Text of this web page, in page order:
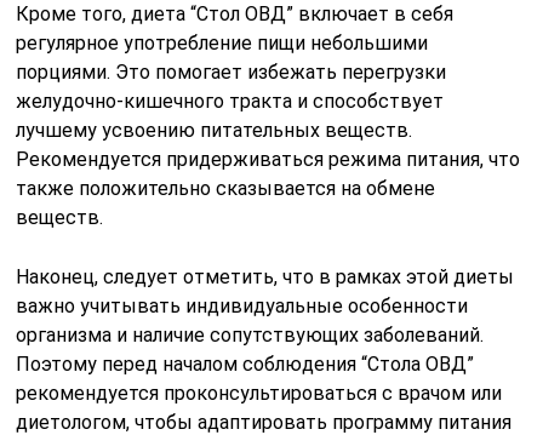
Кроме того, диета “Стол ОВД” включает в себя
регулярное употребление пищи небольшими
порциями. Это помогает избежать перегрузки
желудочно-кишечного тракта и способствует
лучшему усвоению питательных веществ.
Рекомендуется придерживаться режима питания, что
также положительно сказывается на обмене
веществ.
Наконец, следует отметить, что в рамках этой диеты
важно учитывать индивидуальные особенности
организма и наличие сопутствующих заболеваний.
Поэтому перед началом соблюдения “Стола ОВД”
рекомендуется проконсультироваться с врачом или
диетологом, чтобы адаптировать программу питания